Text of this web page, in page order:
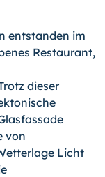
entstanden im
Restaurant,
dieser
von
Licht